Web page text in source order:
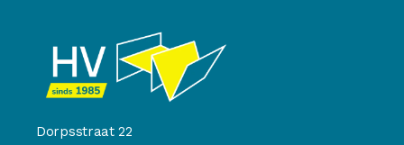
Dorpsstraat 22